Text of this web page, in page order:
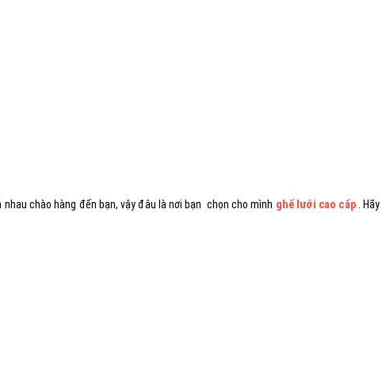
chào hàng đến bạn, vậy đâu là nơi bạn chọn cho mình ghế lưới cao cấp. Hãy